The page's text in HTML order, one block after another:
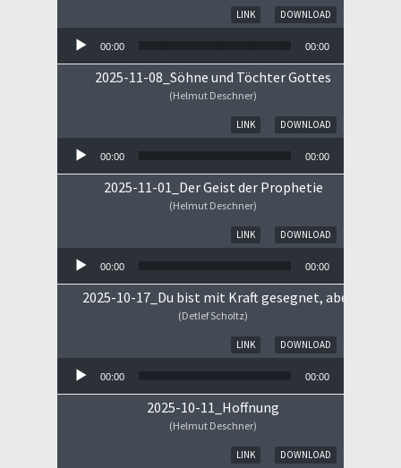
DOWNLOAD
LINK
00:00 00:00
2025-11-08_Söhne und Töchter Gottes
(Helmut Deschner)
DOWNLOAD
LINK
00:00 00:00
2025-11-01_Der Geist der Prophetie
(Helmut Deschner)
DOWNLOAD
LINK
00:00 00:00
2025-10-17_Du bist mit Kraft gesegnet, aber ...
(Detlef Scholtz)
DOWNLOAD
LINK
00:00 00:00
2025-10-11_Hoffnung
(Helmut Deschner)
DOWNLOAD
LINK